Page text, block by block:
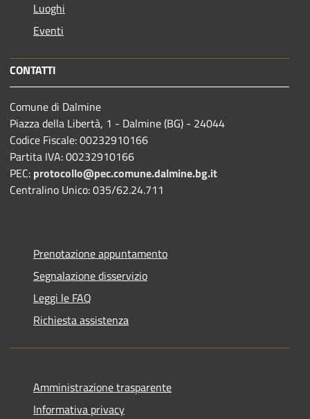
Luoghi
Eventi
CONTATTI
Comune di Dalmine
Piazza della Libertà, 1 - Dalmine (BG) - 24044
Codice Fiscale: 00232910166
Partita IVA: 00232910166
PEC: protocollo@pec.comune.dalmine.bg.it
Centralino Unico: 035/62.24.711
Prenotazione appuntamento
Segnalazione disservizio
Leggi le FAQ
Richiesta assistenza
Amministrazione trasparente
Informativa privacy